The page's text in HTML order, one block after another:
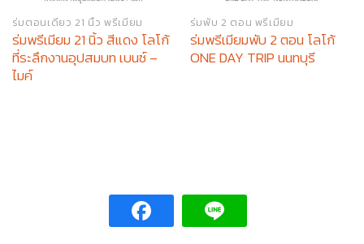
ร่มตอนเดียว 21 นิ้ว พรีเมียม
ร่มพรีเมียม 21 นิ้ว สีแดง โลโก้
ที่ระลึกงานอุปสมบท เบนซ์ –
ไมค์
ร่มพับ 2 ตอน พรีเมียม
ร่มพรีเมียมพับ 2 ตอน โลโก้
ONE DAY TRIP นนทบุรี